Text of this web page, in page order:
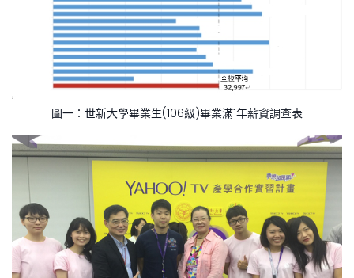
圖一：世新大學畢業生(106級)畢業滿1年薪資調查表